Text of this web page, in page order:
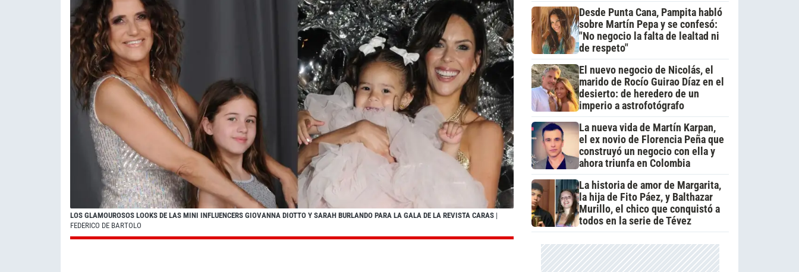
LOS GLAMOUROSOS LOOKS DE LAS MINI INFLUENCERS GIOVANNA DIOTTO Y SARAH BURLANDO PARA LA GALA DE LA REVISTA CARAS |
FEDERICO DE BARTOLO
Desde Punta Cana, Pampita habló
sobre Martín Pepa y se confesó:
"No negocio la falta de lealtad ni
de respeto"
El nuevo negocio de Nicolás, el
marido de Rocío Guirao Díaz en el
desierto: de heredero de un
imperio a astrofotógrafo
La nueva vida de Martín Karpan,
el ex novio de Florencia Peña que
construyó un negocio con ella y
ahora triunfa en Colombia
La historia de amor de Margarita,
la hija de Fito Páez, y Balthazar
Murillo, el chico que conquistó a
todos en la serie de Tévez